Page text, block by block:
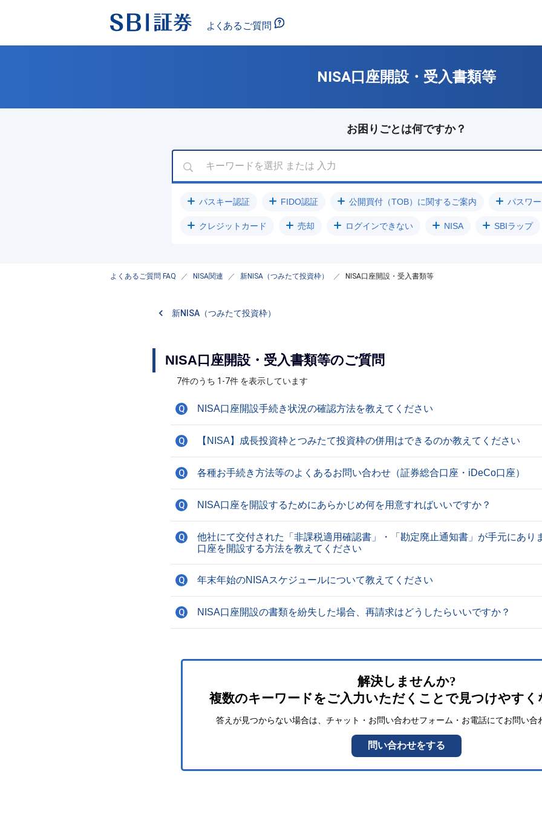
NISA口座開設・受入書類等
お困りごとは何ですか？
パスキー認証 FIDO認証 公開買付（TOB）に関するご案内 パスワー
クレジットカード 売却 ログインできない NISA SBIラップ
よくあるご質問 FAQ NISA関連 新NISA（つみたて投資枠） NISA口座開設・受入書類等
新NISA（つみたて投資枠）
NISA口座開設・受入書類等のご質問
7件のうち 1-7件 を表示しています
Q NISA口座開設手続き状況の確認方法を教えてください
Q 【NISA】成長投資枠とつみたて投資枠の併用はできるのか教えてください
Q 各種お手続き方法等のよくあるお問い合わせ（証券総合口座・iDeCo口座）
Q NISA口座を開設するためにあらかじめ何を用意すればいいですか？
Q
他社にて交付された「非課税適用確認書」・「勘定廃止通知書」が手元にあり
口座を開設する方法を教えてください
Q 年末年始のNISAスケジュールについて教えてください
Q NISA口座開設の書類を紛失した場合、再請求はどうしたらいいですか？